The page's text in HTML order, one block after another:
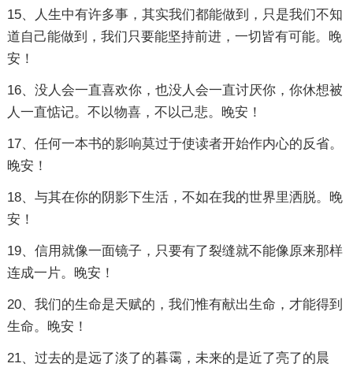
15、人生中有许多事，其实我们都能做到，只是我们不知
道自己能做到，我们只要能坚持前进，一切皆有可能。晚
安！
16、没人会一直喜欢你，也没人会一直讨厌你，你休想被
人一直惦记。不以物喜，不以己悲。晚安！
17、任何一本书的影响莫过于使读者开始作内心的反省。
晚安！
18、与其在你的阴影下生活，不如在我的世界里洒脱。晚
安！
19、信用就像一面镜子，只要有了裂缝就不能像原来那样
连成一片。晚安！
20、我们的生命是天赋的，我们惟有献出生命，才能得到
生命。晚安！
21、过去的是远了淡了的暮霭，未来的是近了亮了的晨